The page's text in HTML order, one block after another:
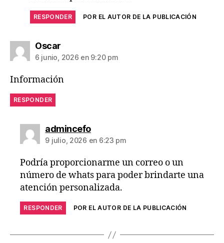
RESPONDER POR EL AUTOR DE LA PUBLICACIÓN
Oscar
6 junio, 2026 en 9:20 pm
Información
RESPONDER
admincefo
9 julio, 2026 en 6:23 pm
Podría proporcionarme un correo o un
número de whats para poder brindarte una
atención personalizada.
RESPONDER POR EL AUTOR DE LA PUBLICACIÓN